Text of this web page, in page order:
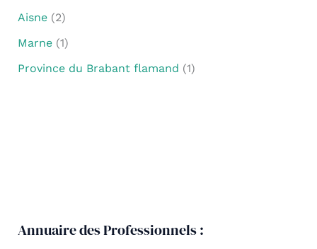
Aisne(2)
Marne(1)
Province du Brabant flamand (1)
Annuaire des Professionnels :